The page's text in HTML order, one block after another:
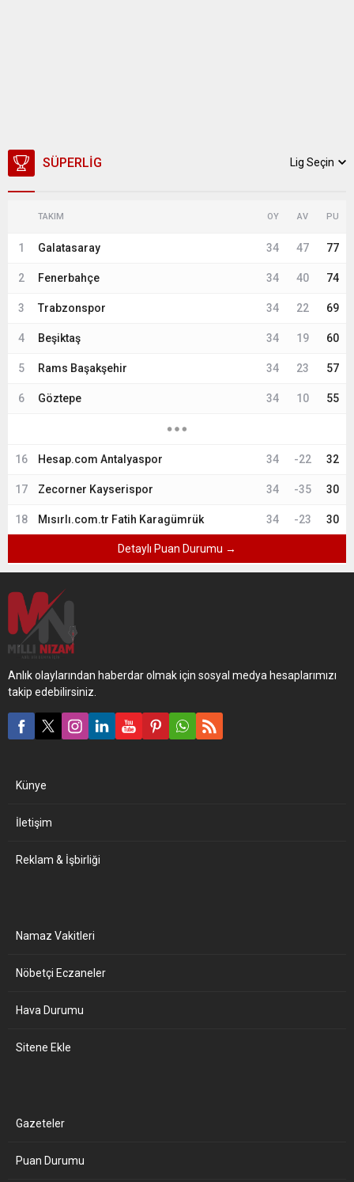
SÜPERLIG Lig Seçin
TAKIM OY AV PU
1 Galatasaray 34 47 77
2 Fenerbahçe 34 40 74
3 Trabzonspor 34 22 69
4 Beşiktaş 34 19 60
5 Rams Başakşehir 34 23 57
6 Göztepe 34 10 55
16 Hesap.com Antalyaspor 34 -22 32
17 Zecorner Kayserispor 34 -35 30
18 Mısırlı.com.tr Fatih Karagümrük 34 -23 30
Detaylı Puan Durumu →
Anlık olaylarından haberdar olmak için sosyal medya hesaplarımızı
takip edebilirsiniz.
Künye
İletişim
Reklam & İşbirliği
Namaz Vakitleri
Nöbetçi Eczaneler
Hava Durumu
Sitene Ekle
Gazeteler
Puan Durumu